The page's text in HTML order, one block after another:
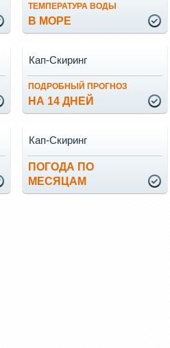
ТЕМПЕРАТУРА ВОДЫ
В МОРЕ
ПОДРОБНЫЙ ПРОГНОЗ
НА 14 ДНЕЙ
Кап-Скиринг
ПОГОДА ПО
МЕСЯЦАМ
Кап-Скиринг